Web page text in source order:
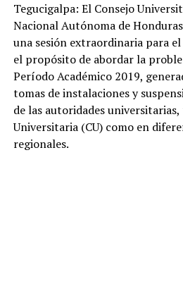
Tegucigalpa: El Consejo
Nacional Autónoma de
una sesión extraordinaria para
el propósito de abordar la
Período Académico 2019,
tomas de instalaciones y
de las autoridades
Universitaria (CU) como en
regionales.